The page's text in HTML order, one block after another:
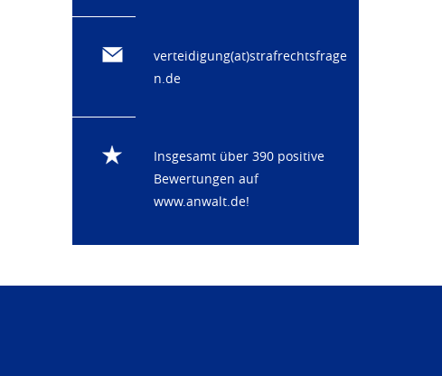
verteidigung(at)strafrechtsfrage
n.de
Insgesamt über 390 positive
Bewertungen auf
www.anwalt.de!